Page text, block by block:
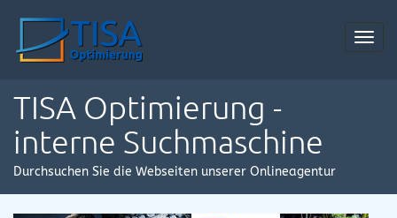
TISA Optimierung -
interne Suchmaschine
Durchsuchen Sie die Webseiten unserer Onlineagentur